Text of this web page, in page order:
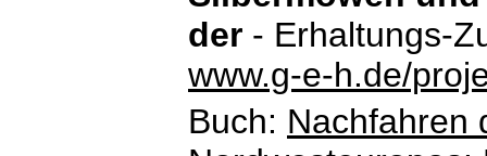
der - Erhaltungs-
www.g-e-h.de/
Buch: Nachfahren